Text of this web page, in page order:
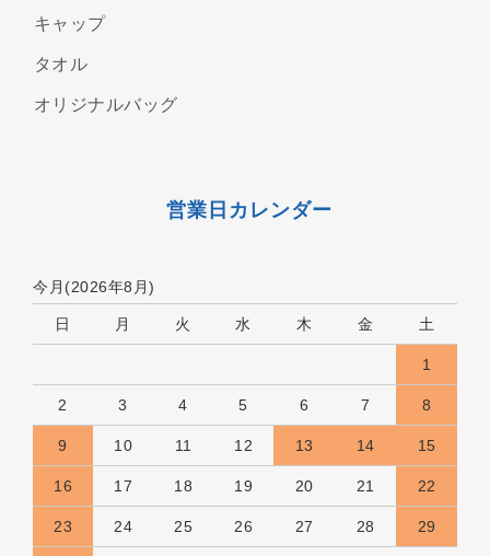
キャップ
タオル
オリジナルバッグ
営業日カレンダー
今月(2026年8月)
日 月 火 水 木 金 土
1
2 3 4 5 6 7 8
9 10 11 12 13 14 15
16 17 18 19 20 21 22
23 24 25 26 27 28 29